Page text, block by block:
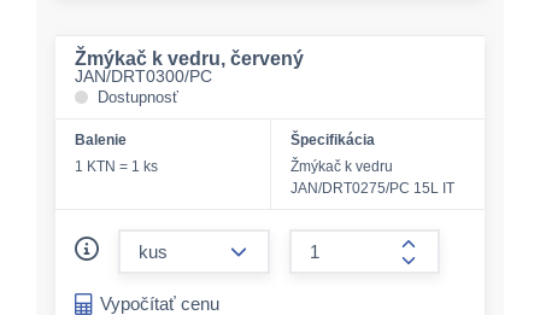
Žmýkač k vedru, červený
JAN/DRT0300/PC
Dostupnosť
Balenie
1 KTN = 1 ks
Špecifikácia
Žmýkač k vedru
JAN/DRT0275/PC 15L IT
form.increase-
Vypočítať cenu